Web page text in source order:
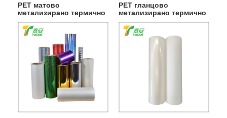
PET матово
метализирано термично
ламиниращо фолио
PET гланцово
метализирано термично
ламиниращо фолио